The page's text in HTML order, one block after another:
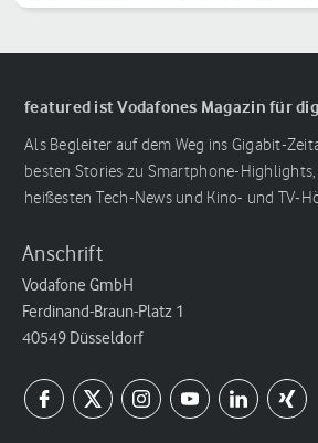
featured ist Vodafones Magazin für
Als Begleiter auf dem Weg ins Gigabit-
besten Stories zu Smartphone-Highlights,
heißesten Tech-News und Kino- und TV-
Anschrift
Vodafone GmbH
Ferdinand-Braun-Platz 1
40549 Düsseldorf